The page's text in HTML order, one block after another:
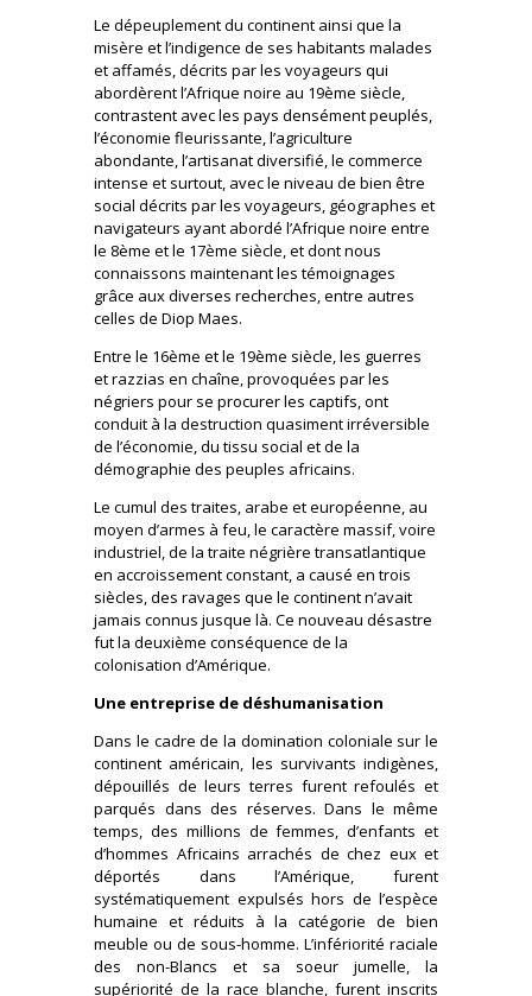
Le dépeuplement du continent ainsi que la
misère et l’indigence de ses habitants malades
et affamés, décrits par les voyageurs qui
abordèrent l’Afrique noire au 19ème siècle,
contrastent avec les pays densément peuplés,
l’économie fleurissante, l’agriculture
abondante, l’artisanat diversifié, le commerce
intense et surtout, avec le niveau de bien être
social décrits par les voyageurs, géographes et
navigateurs ayant abordé l’Afrique noire entre
le 8ème et le 17ème siècle, et dont nous
connaissons maintenant les témoignages
grâce aux diverses recherches, entre autres
celles de Diop Maes.
Entre le 16ème et le 19ème siècle, les guerres
et razzias en chaîne, provoquées par les
négriers pour se procurer les captifs, ont
conduit à la destruction quasiment irréversible
de l’économie, du tissu social et de la
démographie des peuples africains.
Le cumul des traites, arabe et européenne, au
moyen d’armes à feu, le caractère massif, voire
industriel, de la traite négrière transatlantique
en accroissement constant, a causé en trois
siècles, des ravages que le continent n’avait
jamais connus jusque là. Ce nouveau désastre
fut la deuxième conséquence de la
colonisation d’Amérique.
Une entreprise de déshumanisation
Dans le cadre de la domination coloniale sur le
continent américain, les survivants indigènes,
dépouillés de leurs terres furent refoulés et
parqués dans des réserves. Dans le même
temps, des millions de femmes, d’enfants et
d’hommes Africains arrachés de chez eux et
déportés dans l’Amérique, furent
systématiquement expulsés hors de l’espèce
humaine et réduits à la catégorie de bien
meuble ou de sous-homme. L’infériorité raciale
des non-Blancs et sa soeur jumelle, la
supériorité de la race blanche, furent inscrits